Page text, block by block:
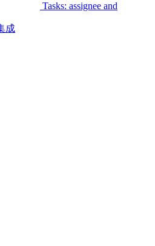
Tasks: assignee and
成